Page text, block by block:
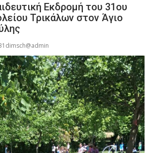
Εκδρομή του 31ου
Τρικάλων στον Άγιο